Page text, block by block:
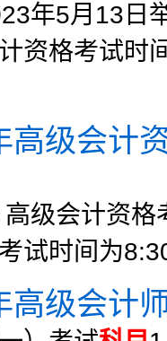
年5月13日
资格考试时
高级会计
级会计资
试时间为
高级会计